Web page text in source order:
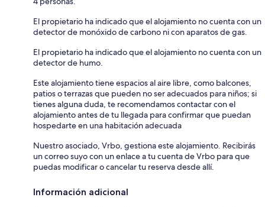
El propietario ha indicado que el alojamiento no cuenta con un
detector de monóxido de carbono ni con aparatos de gas.
El propietario ha indicado que el alojamiento no cuenta con un
detector de humo.
Este alojamiento tiene espacios al aire libre, como balcones,
patios o terrazas que pueden no ser adecuados para niños; si
tienes alguna duda, te recomendamos contactar con el
alojamiento antes de tu llegada para confirmar que puedan
hospedarte en una habitación adecuada
Nuestro asociado, Vrbo, gestiona este alojamiento. Recibirás
un correo suyo con un enlace a tu cuenta de Vrbo para que
puedas modificar o cancelar tu reserva desde allí.
Información adicional